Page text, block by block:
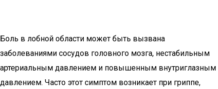
Боль в лобной области может быть вызвана
заболеваниями сосудов головного мозга, нестабильным
артериальным давлением и повышенным внутриглазным
давлением. Часто этот симптом возникает при гриппе,